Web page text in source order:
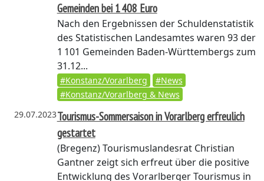
Gemeinden bei 1 408 Euro
Nach den Ergebnissen der Schuldenstatistik
des Statistischen Landesamtes waren 93 der
1 101 Gemeinden Baden-Württembergs zum
31.12...
#Konstanz/Vorarlberg
#News
#Konstanz/Vorarlberg & News
29.07.2023Tourismus-Sommersaison in Vorarlberg erfreulich
gestartet
(Bregenz)Tourismuslandesrat Christian
Gantner zeigt sich erfreut über die positive
Entwicklung des Vorarlberger Tourismus in